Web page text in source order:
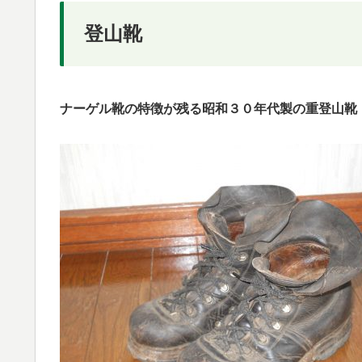
登山靴
ナーゲル靴の特徴が残る昭和３０年代製の重登山